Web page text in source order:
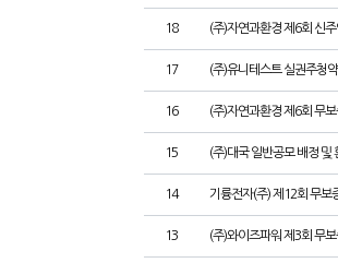
18 (주)자연과환경 제6회 신
17 (주)유니테스트 실권주청
16 (주)자연과환경 제6회 무
15 (주)대국 일반공모 배정 및
14 기륭전자(주) 제12회 무보
13 (주)와이즈파워 제3회 무